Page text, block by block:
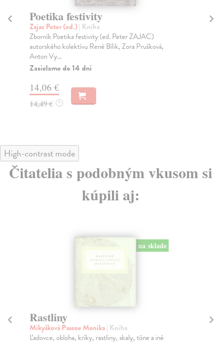
Poetika festivity
Zajac Peter (ed.)| Kniha
Zborník Poetika festivity (ed. Peter ZAJAC)
autorského kolektívu René Bílik, Zora Prušková,
Anton Vy...
Zasielame do 14 dní
14,06 €
14,49 € ?
High-contrast mode
Čitatelia s podobným vkusom si
kúpili aj:
Toddler Punk (kniha + digitálny
album na stiahnutie)
Kompaníková Monika | Kniha